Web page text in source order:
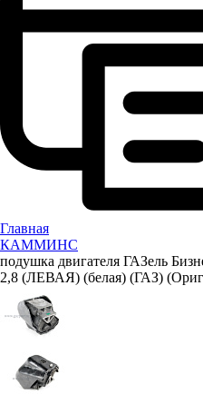
Главная
КАММИНС
подушка двигателя ГАЗель
2,8 (ЛЕВАЯ) (белая) (ГАЗ)